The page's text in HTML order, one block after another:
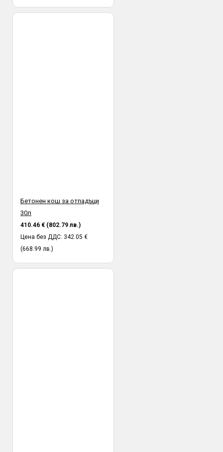
Бетонен кош за отпадъци
30л
410.46 € (802.79 лв.)
Цена без ДДС: 342.05 €
(668.99 лв.)